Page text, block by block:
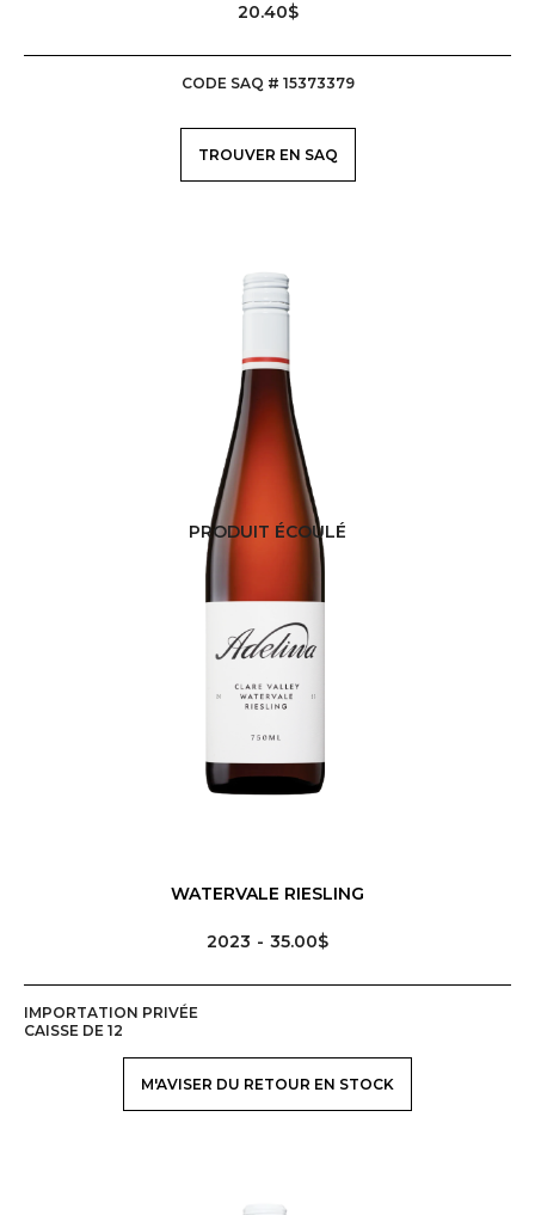
20.40$
CODE SAQ # 15373379
TROUVER EN SAQ
PRODUIT ÉCOULÉ
WATERVALE RIESLING
2023 35.00$
IMPORTATION PRIVÉE
CAISSE DE 12
M'AVISER DU RETOUR EN STOCK